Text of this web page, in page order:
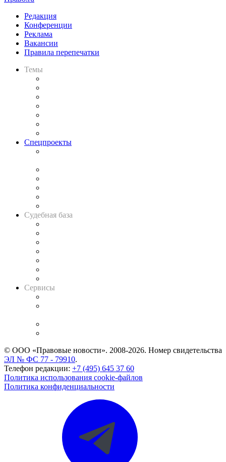
Редакция
Конференции
Реклама
Вакансии
Правила перепечатки
Темы
Спецпроекты
Судебная база
Сервисы
© ООО «Правовые новости». 2008-2026. Номер свидетельства
ЭЛ № ФС 77 - 79910.
Телефон редакции: +7 (495) 645 37 60
Политика использования cookie-файлов
Политика конфиденциальности